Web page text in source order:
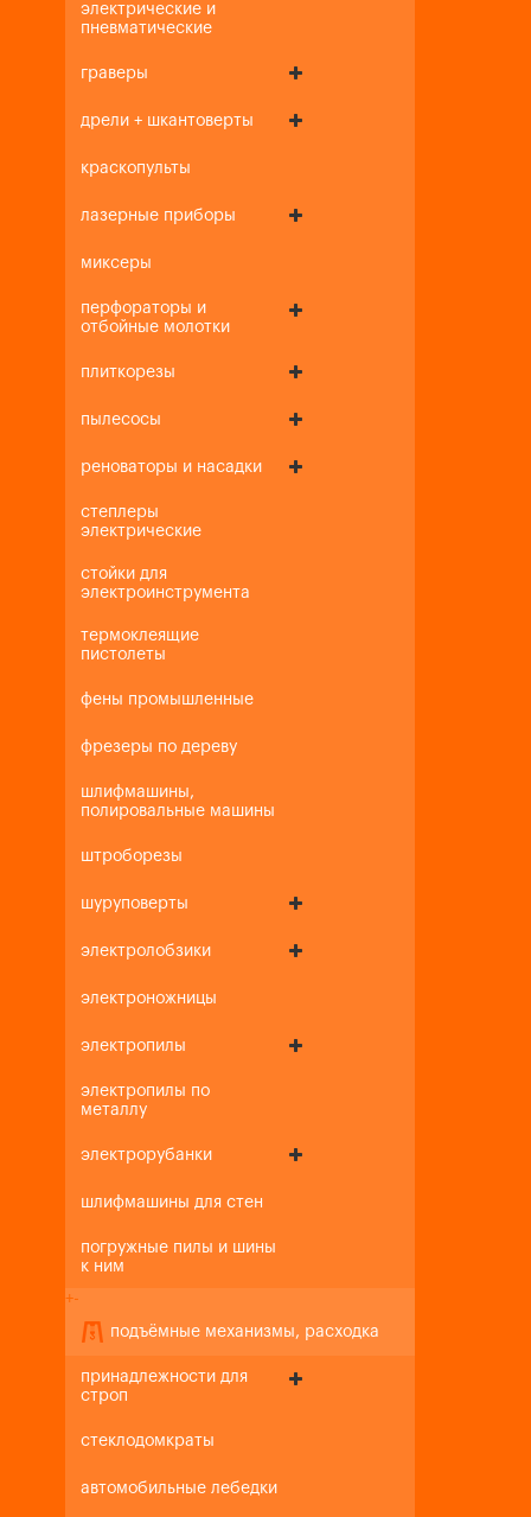
электрические и
пневматические
граверы
дрели + шкантоверты
краскопульты
лазерные приборы
миксеры
перфораторы и
отбойные молотки
плиткорезы
пылесосы
реноваторы и насадки
степлеры
электрические
стойки для
электроинструмента
термоклеящие
пистолеты
фены промышленные
фрезеры по дереву
шлифмашины,
полировальные машины
штроборезы
шуруповерты
электролобзики
электроножницы
электропилы
электропилы по
металлу
электрорубанки
шлифмашины для стен
погружные пилы и шины
к ним
+-
подъёмные механизмы, расходка
принадлежности для
строп
стеклодомкраты
автомобильные лебедки